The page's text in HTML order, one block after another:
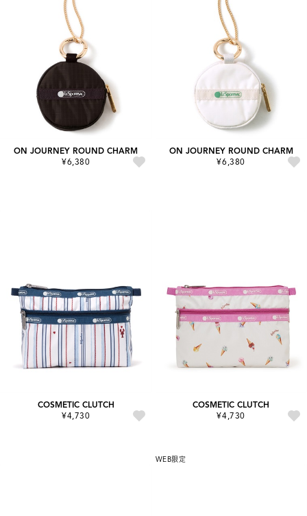
ON JOURNEY ROUND CHARM
¥6,380
ON JOURNEY ROUND CHARM
¥6,380
COSMETIC CLUTCH
¥4,730
COSMETIC CLUTCH
¥4,730
WEB限定